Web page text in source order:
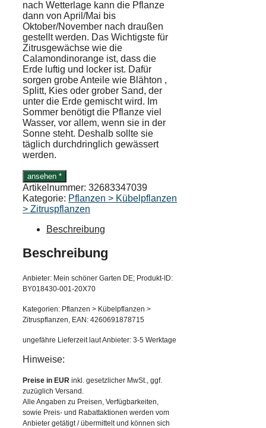
nach Wetterlage kann die Pflanze
dann von April/Mai bis
Oktober/November nach draußen
gestellt werden. Das Wichtigste für
Zitrusgewächse wie die
Calamondinorange ist, dass die
Erde luftig und locker ist. Dafür
sorgen grobe Anteile wie Blähton ,
Splitt, Kies oder grober Sand, der
unter die Erde gemischt wird. Im
Sommer benötigt die Pflanze viel
Wasser, vor allem, wenn sie in der
Sonne steht. Deshalb sollte sie
täglich durchdringlich gewässert
werden.
ansehen *
Artikelnummer: 32683347039
Kategorie: Pflanzen > Kübelpflanzen
> Zitruspflanzen
Beschreibung
Beschreibung
Anbieter: Mein schöner Garten DE; Produkt-ID:
BY018430-001-20X70
Kategorien: Pflanzen > Kübelpflanzen >
Zitruspflanzen, EAN: 4260691878715
ungefähre Lieferzeit laut Anbieter: 3-5 Werktage
Hinweise:
Preise in EUR inkl. gesetzlicher MwSt., ggf.
zuzüglich Versand.
Alle Angaben zu Preisen, Verfügbarkeiten,
sowie Preis- und Rabattaktionen werden vom
Anbieter getätigt / übermittelt und können sich